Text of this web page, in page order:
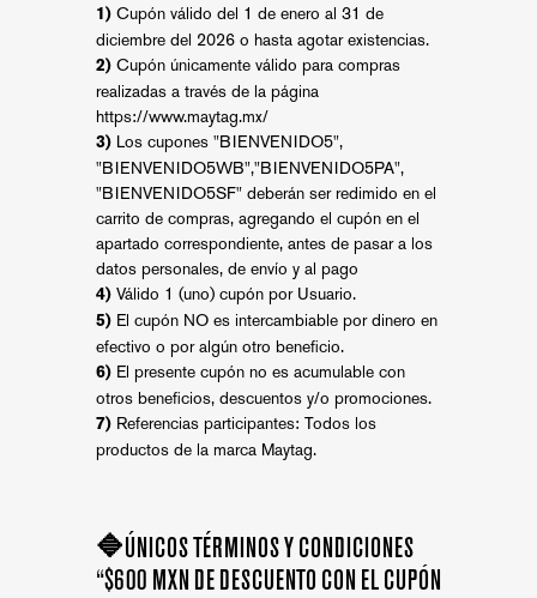
1) Cupón válido del 1 de enero al 31 de
diciembre del 2026 o hasta agotar existencias.
2) Cupón únicamente válido para compras
realizadas a través de la página
https://www.maytag.mx/
3) Los cupones "BIENVENIDO5",
"BIENVENIDO5WB","BIENVENIDO5PA",
"BIENVENIDO5SF" deberán ser redimido en el
carrito de compras, agregando el cupón en el
apartado correspondiente, antes de pasar a los
datos personales, de envío y al pago
4) Válido 1 (uno) cupón por Usuario.
5) El cupón NO es intercambiable por dinero en
efectivo o por algún otro beneficio.
6) El presente cupón no es acumulable con
otros beneficios, descuentos y/o promociones.
7) Referencias participantes: Todos los
productos de la marca Maytag.
🔷ÚNICOS TÉRMINOS Y CONDICIONES
“$600 MXN DE DESCUENTO CON EL CUPÓN